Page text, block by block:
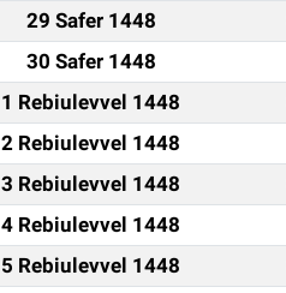
29 Safer 1448
30 Safer 1448
1 Rebiulevvel 1448
2 Rebiulevvel 1448
3 Rebiulevvel 1448
4 Rebiulevvel 1448
5 Rebiulevvel 1448